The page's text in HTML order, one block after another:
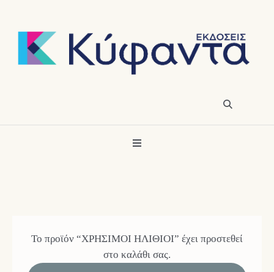
Το προϊόν “ΧΡΗΣΙΜΟΙ ΗΛΙΘΙΟΙ” έχει προστεθεί
στο καλάθι σας.